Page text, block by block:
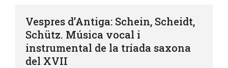
Vespres d’Antiga: Schein, Scheidt,
Schütz. Música vocal i
instrumental de la tríada saxona
del XVII